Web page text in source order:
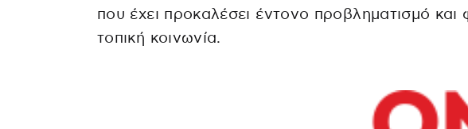
που έχει προκαλέσει έντονο προβληματισμό
τοπική κοινωνία.